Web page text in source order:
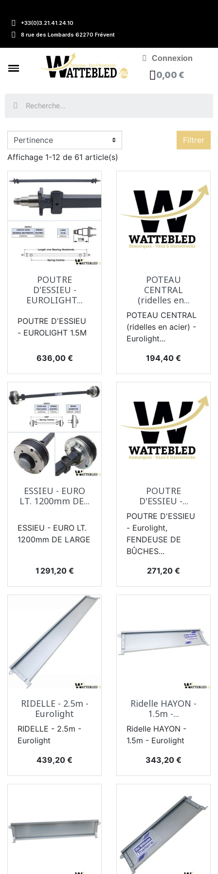
+33(0)3.21.41.24.10
8 rue des Lombards 62270 Frévent
Connexion
0,00 €
Filtrer
Affichage 1-12 de 61 article(s)
POUTRE
D'ESSIEU -
EUROLIGHT...
POUTRE D'ESSIEU
- EUROLIGHT 1.5M
Prix
636,00 €
POTEAU
CENTRAL
(ridelles en...
POTEAU CENTRAL
(ridelles en acier) -
Eurolight...
Prix
194,40 €
ESSIEU - EURO
LT. 1200mm DE...
ESSIEU - EURO LT.
1200mm DE LARGE
Prix
1 291,20 €
POUTRE
D'ESSIEU -...
POUTRE D'ESSIEU
- Eurolight,
FENDEUSE DE
BÛCHES...
Prix
271,20 €
RIDELLE - 2.5m -
Eurolight
RIDELLE - 2.5m -
Eurolight
Prix
439,20 €
Ridelle HAYON -
1.5m -...
Ridelle HAYON -
1.5m - Eurolight
Prix
343,20 €